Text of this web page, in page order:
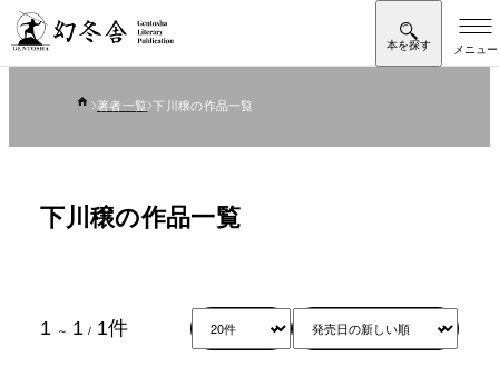
著者一覧 下川穣の作品一覧
下川穣の作品一覧
1 ～ 1 / 1件